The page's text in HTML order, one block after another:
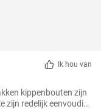
Ik hou van
kippenbouten zijn
zijn redelijk eenvoudig